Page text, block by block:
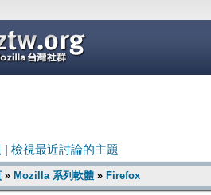
檢視最近討論的主題
» Mozilla 系列軟體 » Firefox